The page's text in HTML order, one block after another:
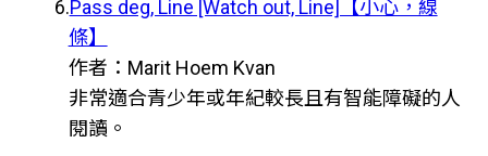
6.Pass deg, Line [Watch out, Line]【小心，線
條】
作者：Marit Hoem Kvan
非常適合青少年或年紀較長且有智能障礙的人
閱讀。